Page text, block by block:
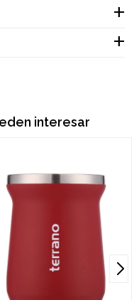
interesar